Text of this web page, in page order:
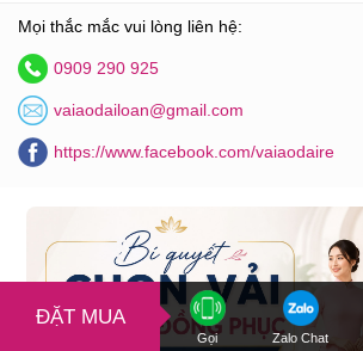
ĐẶT MUA
Gọi Zalo Chat
Mọi thắc mắc vui lòng liên hệ:
0909 290 925
vaiaodailoan@gmail.com
https://www.facebook.com/vaiaodaire